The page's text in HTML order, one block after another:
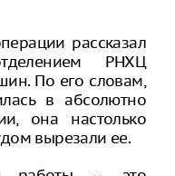
рассказал
РНХЦ
По его словам,
в абсолютно
она настолько
вырезали ее.